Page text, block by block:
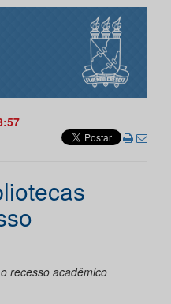
recesso acadêmico